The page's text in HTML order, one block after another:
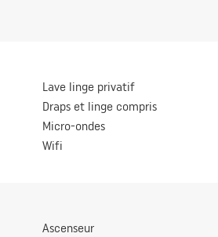
Lave linge privatif
Draps et linge compris
Micro-ondes
Wifi
Ascenseur